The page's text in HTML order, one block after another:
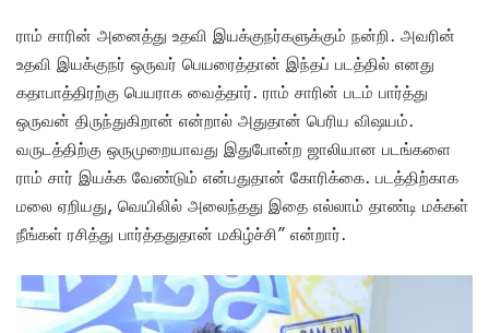
ராம் சாரின் அனைத்து உதவி இயக்குநர்களுக்கும் நன்றி. அவரின்
உதவி இயக்குநர் ஒருவர் பெயரைத்தான் இந்தப் படத்தில் எனது
கதாபாத்திரற்கு பெயராக வைத்தார். ராம் சாரின் படம் பார்த்து
ஒருவன் திருந்துகிறான் என்றால் அதுதான் பெரிய விஷயம்.
வருடத்திற்கு ஒருமுறையாவது இதுபோன்ற ஜாலியான படங்களை
ராம் சார் இயக்க வேண்டும் என்பதுதான் கோரிக்கை. படத்திற்காக
மலை ஏறியது, வெயிலில் அலைந்தது இதை எல்லாம் தாண்டி மக்கள்
நீங்கள் ரசித்து பார்த்ததுதான் மகிழ்ச்சி” என்றார்.